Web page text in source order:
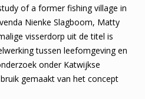
of a former fishing village in
Nienke Slagboom, Matty
visserdorp uit de titel is
tussen leefomgeving en
onder Katwijkse
gemaakt van het concept